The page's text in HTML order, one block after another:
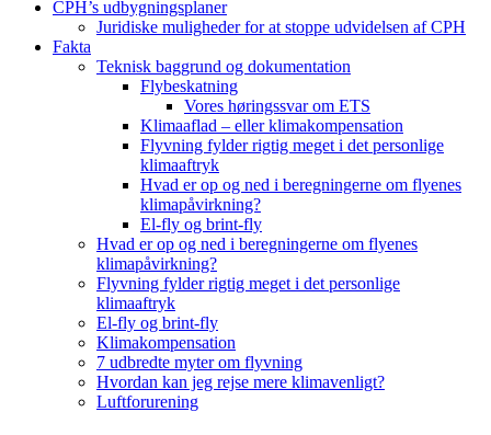
CPH’s udbygningsplaner
Juridiske muligheder for at stoppe udvidelsen af CPH
Fakta
Teknisk baggrund og dokumentation
Flybeskatning
Vores høringssvar om ETS
Klimaaflad – eller klimakompensation
Flyvning fylder rigtig meget i det personlige
klimaaftryk
Hvad er op og ned i beregningerne om flyenes
klimapåvirkning?
El-fly og brint-fly
Hvad er op og ned i beregningerne om flyenes
klimapåvirkning?
Flyvning fylder rigtig meget i det personlige
klimaaftryk
El-fly og brint-fly
Klimakompensation
7 udbredte myter om flyvning
Hvordan kan jeg rejse mere klimavenligt?
Luftforurening